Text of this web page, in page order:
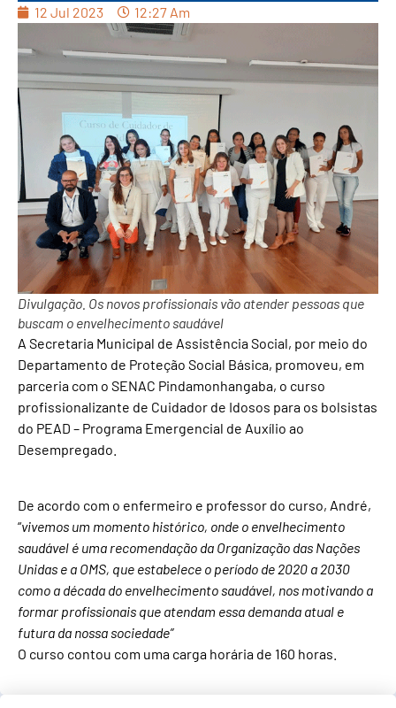
12 Jul 2023 12:27 Am
Divulgação. Os novos profissionais vão atender pessoas que
buscam o envelhecimento saudável
A Secretaria Municipal de Assistência Social, por meio do
Departamento de Proteção Social Básica, promoveu, em
parceria com o SENAC Pindamonhangaba, o curso
profissionalizante de Cuidador de Idosos para os bolsistas
do PEAD – Programa Emergencial de Auxílio ao
Desempregado.
De acordo com o enfermeiro e professor do curso, André,
“vivemos um momento histórico, onde o envelhecimento
saudável é uma recomendação da Organização das Nações
Unidas e a OMS, que estabelece o período de 2020 a 2030
como a década do envelhecimento saudável, nos motivando a
formar profissionais que atendam essa demanda atual e
futura da nossa sociedade”
O curso contou com uma carga horária de 160 horas.